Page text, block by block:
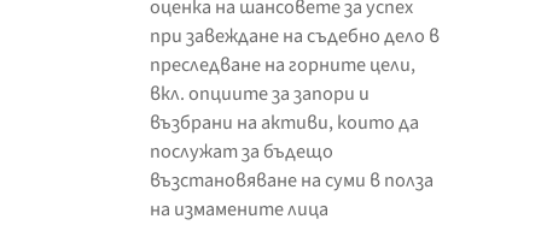
оценка на шансовете за успех
при завеждане на съдебно дело в
преследване на горните цели,
вкл. опциите за запори и
възбрани на активи, които да
послужат за бъдещо
възстановяване на суми в полза
на измамените лица